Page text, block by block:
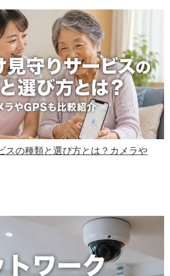
スの種類と選び方とは？カメラや